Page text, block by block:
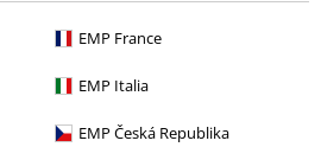
EMP France
EMP Italia
EMP Česká Republika
Kommentieren